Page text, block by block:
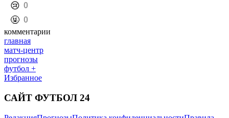
️😢 0
️🤬 0
комментарии